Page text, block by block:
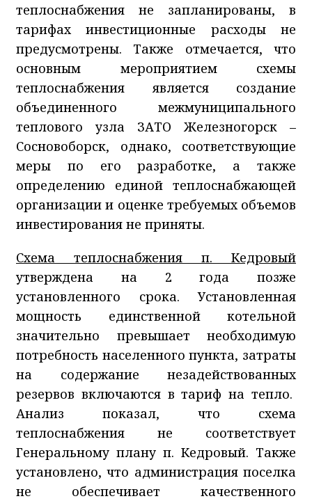
теплоснабжения не запланированы, в
тарифах инвестиционные расходы не
предусмотрены. Также отмечается, что
основным мероприятием схемы
теплоснабжения является создание
объединенного межмуниципального
теплового узла ЗАТО Железногорск –
Сосновоборск, однако, соответствующие
меры по его разработке, а также
определению единой теплоснабжающей
организации и оценке требуемых объемов
инвестирования не приняты.
Схема теплоснабжения п. Кедровый
утверждена на 2 года позже
установленного срока. Установленная
мощность единственной котельной
значительно превышает необходимую
потребность населенного пункта, затраты
на содержание незадействованных
резервов включаются в тариф на тепло.
Анализ показал, что схема
теплоснабжения не соответствует
Генеральному плану п. Кедровый. Также
установлено, что администрация поселка
не обеспечивает качественного